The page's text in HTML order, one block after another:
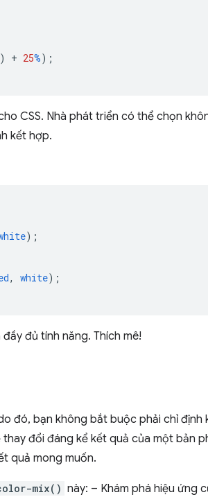
) + 25%) ;
CSS. Nhà phát triển có thể chọn
kết hợp.
);
, white);
đủ tính năng. Thích mê!
đó, bạn không bắt buộc phải chỉ định
đổi đáng kể kết quả của một bản
quả mong muốn.
mix() này: – Khám phá hiệu ứng